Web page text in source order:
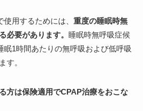
用するためには、 重度の睡眠時無
必要があります。 睡眠時無呼吸症候
眠1時間あたりの無呼吸および低呼吸
す。
方は保険適用でCPAP治療をおこな